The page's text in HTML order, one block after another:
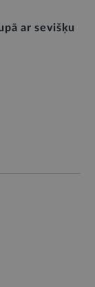
ar sevišķu